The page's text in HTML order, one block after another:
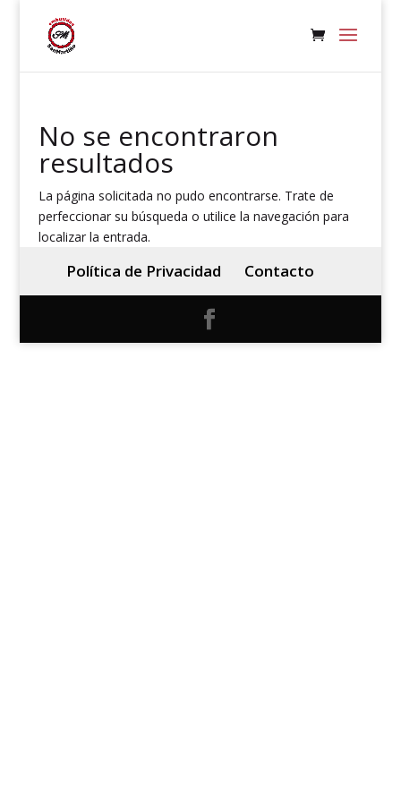
No se encontraron
resultados
La página solicitada no pudo encontrarse. Trate de
perfeccionar su búsqueda o utilice la navegación para
localizar la entrada.
Política de Privacidad Contacto